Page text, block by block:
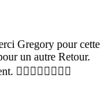
Gregory pour cette
un autre Retour.